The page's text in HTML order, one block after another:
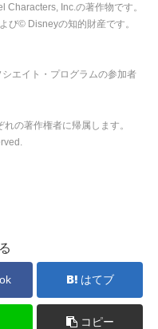
Characters, Inc.の著作物です。
び© Disneyの知的財産です。
エイト・プログラムの参加者
の著作権者に帰属します。
はてブ
コピー